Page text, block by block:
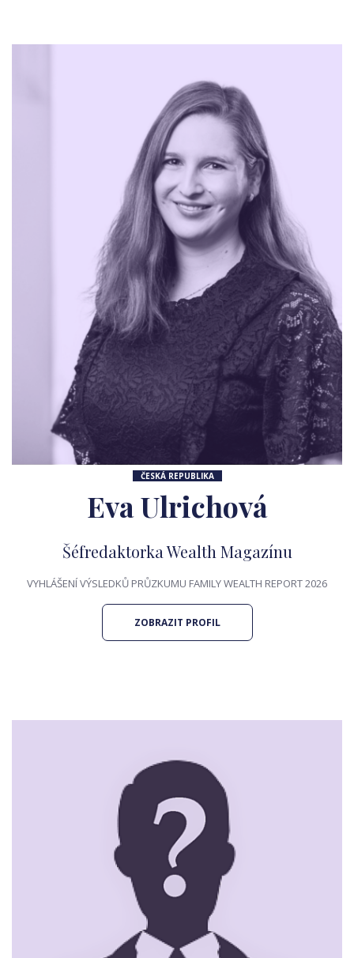
ČESKÁ REPUBLIKA
Eva Ulrichová
Šéfredaktorka Wealth Magazínu
VYHLÁŠENÍ VÝSLEDKŮ PRŮZKUMU FAMILY WEALTH REPORT 2026
ZOBRAZIT PROFIL